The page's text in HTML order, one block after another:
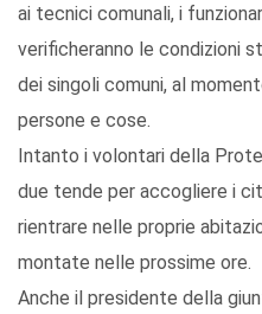
ai tecnici comunali, i
verificheranno le condizioni
dei singoli comuni, al
persone e cose.
Intanto i volontari della
due tende per accogliere i
rientrare nelle proprie
montate nelle prossime ore.
Anche il presidente della